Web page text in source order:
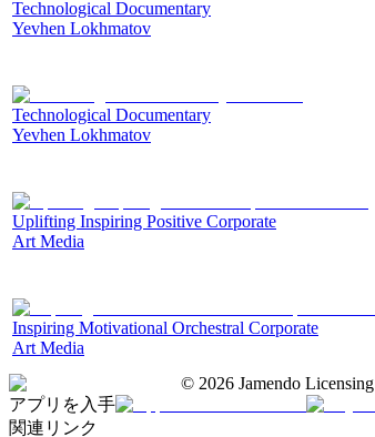
Technological Documentary
Yevhen Lokhmatov
Technological Documentary
Yevhen Lokhmatov
Uplifting Inspiring Positive Corporate
Art Media
Inspiring Motivational Orchestral Corporate
Art Media
© 2026 Jamendo Licensing
アプリを入手
関連リンク